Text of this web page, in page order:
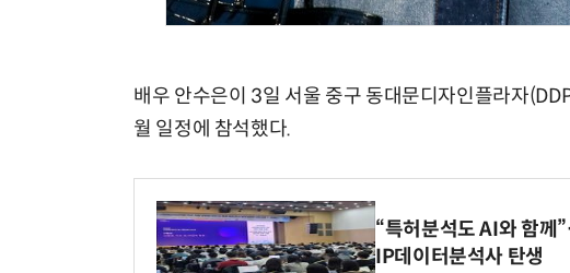
배우 안수은이 3일 서울 중구 동대문디자인플라자
월 일정에 참석했다.
“특허분석도 AI와 함
IP데이터분석사 탄생